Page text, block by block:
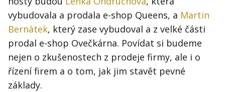
vybudovala a prodala e-shop Queens, a Martin
Bernátek, který zase vybudoval a z velké části
prodal e-shop Ovečkárna. Povídat si budeme
nejen o zkušenostech z prodeje firmy, ale i o
řízení firem a o tom, jak jim stavět pevné
základy.